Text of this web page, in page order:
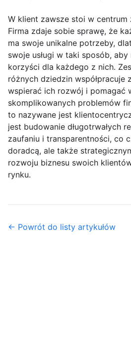
W klient zawsze stoi w centrum
Firma zdaje sobie sprawę, że
ma swoje unikalne potrzeby,
swoje usługi w taki sposób,
korzyści dla każdego z nich.
różnych dziedzin współpracuje
wspierać ich rozwój i pomagać
skomplikowanych problemów
to nazywane jest
jest budowanie długotrwałych
zaufaniu i transparentności, co
doradcą, ale także
rozwoju biznesu swoich
rynku.
← Powrót do listy artykułów